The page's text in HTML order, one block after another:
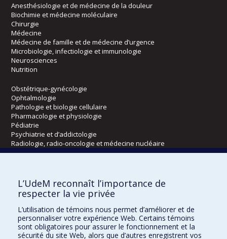
Anesthésiologie et de médecine de la douleur
Biochimie et médecine moléculaire
Chirurgie
Médecine
Médecine de famille et de médecine d’urgence
Microbiologie, infectiologie et immunologie
Neurosciences
Nutrition
Obstétrique-gynécologie
Ophtalmologie
Pathologie et biologie cellulaire
Pharmacologie et physiologie
Pédiatrie
Psychiatrie et d’addictologie
Radiologie, radio-oncologie et médecine nucléaire
Écoles
Kinésiologie et des sciences de l’activité physique
Orthophonie et audiologie
Réadaptation
Directions
L’UdeM reconnaît l’importance de
respecter la vie privée
L’utilisation de témoins nous permet d’améliorer et de
personnaliser votre expérience Web. Certains témoins
sont obligatoires pour assurer le fonctionnement et la
sécurité du site Web, alors que d’autres enregistrent vos